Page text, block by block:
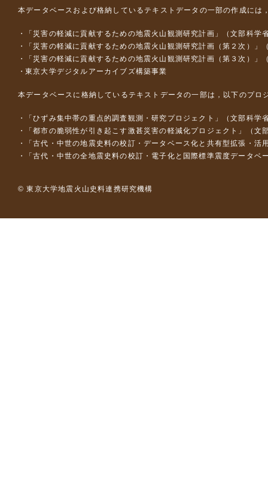
本データベースおよび格納しているテキストデータの一部の作成には
「災害の軽減に貢献するための地震火山観測研究計画」（文部科学
「災害の軽減に貢献するための地震火山観測研究計画（第２次）」
「災害の軽減に貢献するための地震火山観測研究計画（第３次）」
東京大学デジタルアーカイブズ構築事業
本データベースに格納しているテキストデータの一部は，以下のプロ
「ひずみ集中帯の重点的調査観測・研究プロジェクト」（文部科
「都市の脆弱性が引き起こす激甚災害の軽減化プロジェクト」（
「古代・中世の地震史料の校訂・データベース化と共有型拡張・
「古代・中世の全地震史料の校訂・電子化と国際標準震度データ
© 東京大学地震火山史料連携研究機構